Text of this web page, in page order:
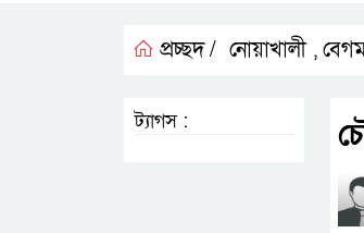
প্রচ্ছদ / নোয়াখালী ,
ট্যাগস :